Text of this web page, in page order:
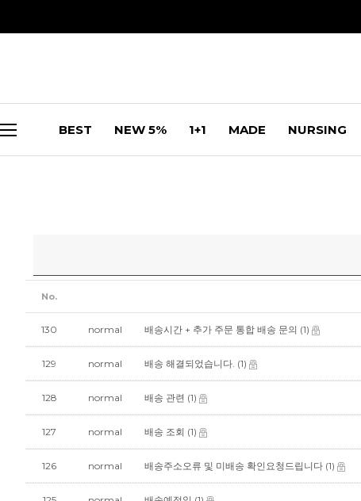
BEST NEW 5% 1+1 MADE NURSING
No.
130 normal 배송시간 + 추가 주문 통합 배송 문의 (1)
129 normal 배송 해결되었습니다. (1)
128 normal 배송 관련 (1)
127 normal 배송 조회 (1)
126 normal 배송주소오류 및 미배송 확인요청드립니다 (1)